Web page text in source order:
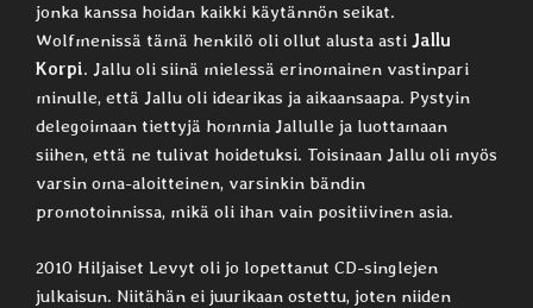
jonka kanssa hoidan kaikki käytännön seikat.
Wolfmenissä tämä henkilö oli ollut alusta asti Jallu
Korpi. Jallu oli siinä mielessä erinomainen vastinpari
minulle, että Jallu oli idearikas ja aikaansaapa. Pystyin
delegoimaan tiettyjä hommia Jallulle ja luottamaan
siihen, että ne tulivat hoidetuksi. Toisinaan Jallu oli myös
varsin oma-aloitteinen, varsinkin bändin
promotoinnissa, mikä oli ihan vain positiivinen asia.
2010 Hiljaiset Levyt oli jo lopettanut CD-singlejen
julkaisun. Niitähän ei juurikaan ostettu, joten niiden